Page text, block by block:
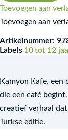
Toevoegen aan
Toevoegen aan
Artikelnummer:
Labels 10 tot 12
Kamyon Kafe. een
die een café
creatief verhaal
Turkse editie.